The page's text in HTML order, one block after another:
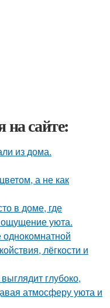
на сайте:
из дома.
а не как
в доме, где
ощущение уюта.
лёгкости и
глубоко,
атмосферу уюта и